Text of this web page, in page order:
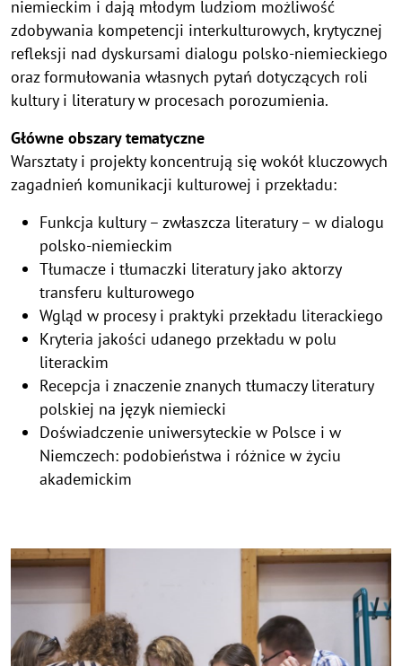
niemieckim i dają młodym ludziom możliwość
zdobywania kompetencji interkulturowych, krytycznej
refleksji nad dyskursami dialogu polsko-niemieckiego
oraz formułowania własnych pytań dotyczących roli
kultury i literatury w procesach porozumienia.
Główne obszary tematyczne
Warsztaty i projekty koncentrują się wokół kluczowych
zagadnień komunikacji kulturowej i przekładu:
Funkcja kultury – zwłaszcza literatury – w dialogu
polsko-niemieckim
Tłumacze i tłumaczki literatury jako aktorzy
transferu kulturowego
Wgląd w procesy i praktyki przekładu literackiego
Kryteria jakości udanego przekładu w polu
literackim
Recepcja i znaczenie znanych tłumaczy literatury
polskiej na język niemiecki
Doświadczenie uniwersyteckie w Polsce i w
Niemczech: podobieństwa i różnice w życiu
akademickim